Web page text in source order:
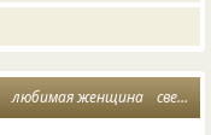
любимая женщина светлая память